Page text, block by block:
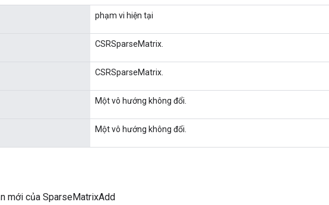
phạm vi hiện tại
CSRSparseMatrix.
CSRSparseMatrix.
Một vô hướng không đổi.
Một vô hướng không đổi.
mới của SparseMatrixAdd